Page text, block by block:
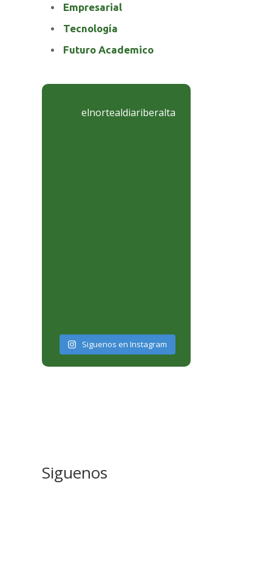
Empresarial
Tecnología
Futuro Academico
elnortealdiariberalta
Siguenos en Instagram
Siguenos